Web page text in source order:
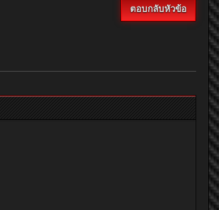
ตอบกลับหัวข้อ